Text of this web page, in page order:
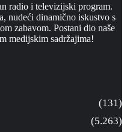
radio i televizijski program.
nudeći dinamično iskustvo s
zabavom. Postani dio naše
medijskim sadržajima!
(131)
(5.263)